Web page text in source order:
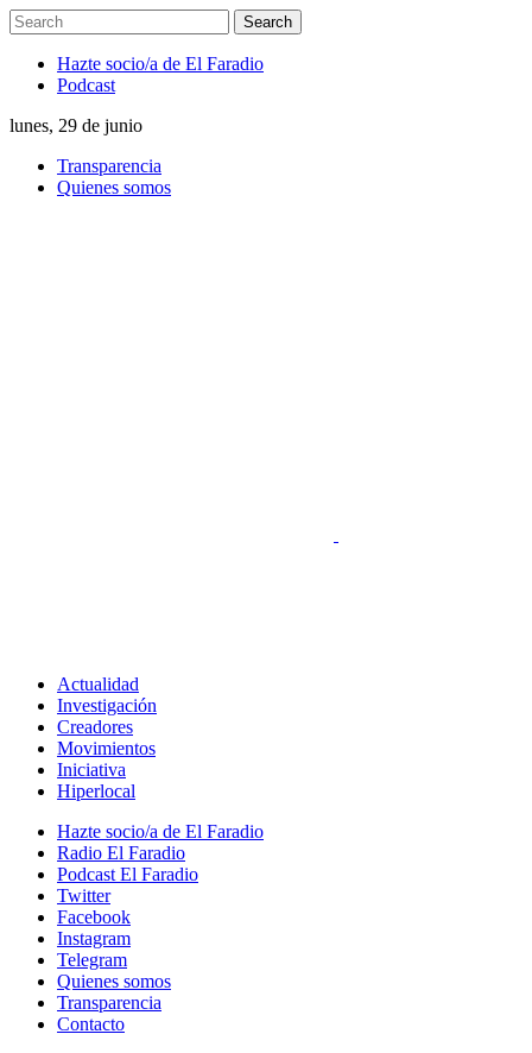
Hazte socio/a de El Faradio
Podcast
lunes, 29 de junio
Transparencia
Quienes somos
Actualidad
Investigación
Creadores
Movimientos
Iniciativa
Hiperlocal
Hazte socio/a de El Faradio
Radio El Faradio
Podcast El Faradio
Twitter
Facebook
Instagram
Telegram
Quienes somos
Transparencia
Contacto